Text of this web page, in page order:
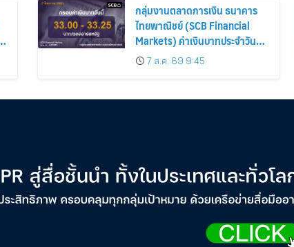
กลุ่มงานตลาดการเงิน ธนาคาร
ไทยพาณิชย์ (SCB Financial
Markets) ค่าเงินบาทประจำวันที่ 7
สิงหาคม 2569
7 ส.ค. 69 9:45